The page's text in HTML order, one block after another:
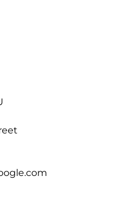
die Akkuleistung, um die
tests und
du weitere Informationen.